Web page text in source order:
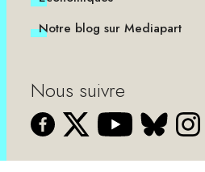
Notre blog sur Mediapart
Nous suivre